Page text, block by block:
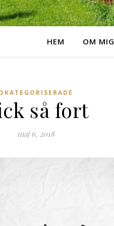
HEM OM MIG
så fort
maj 6, 2018